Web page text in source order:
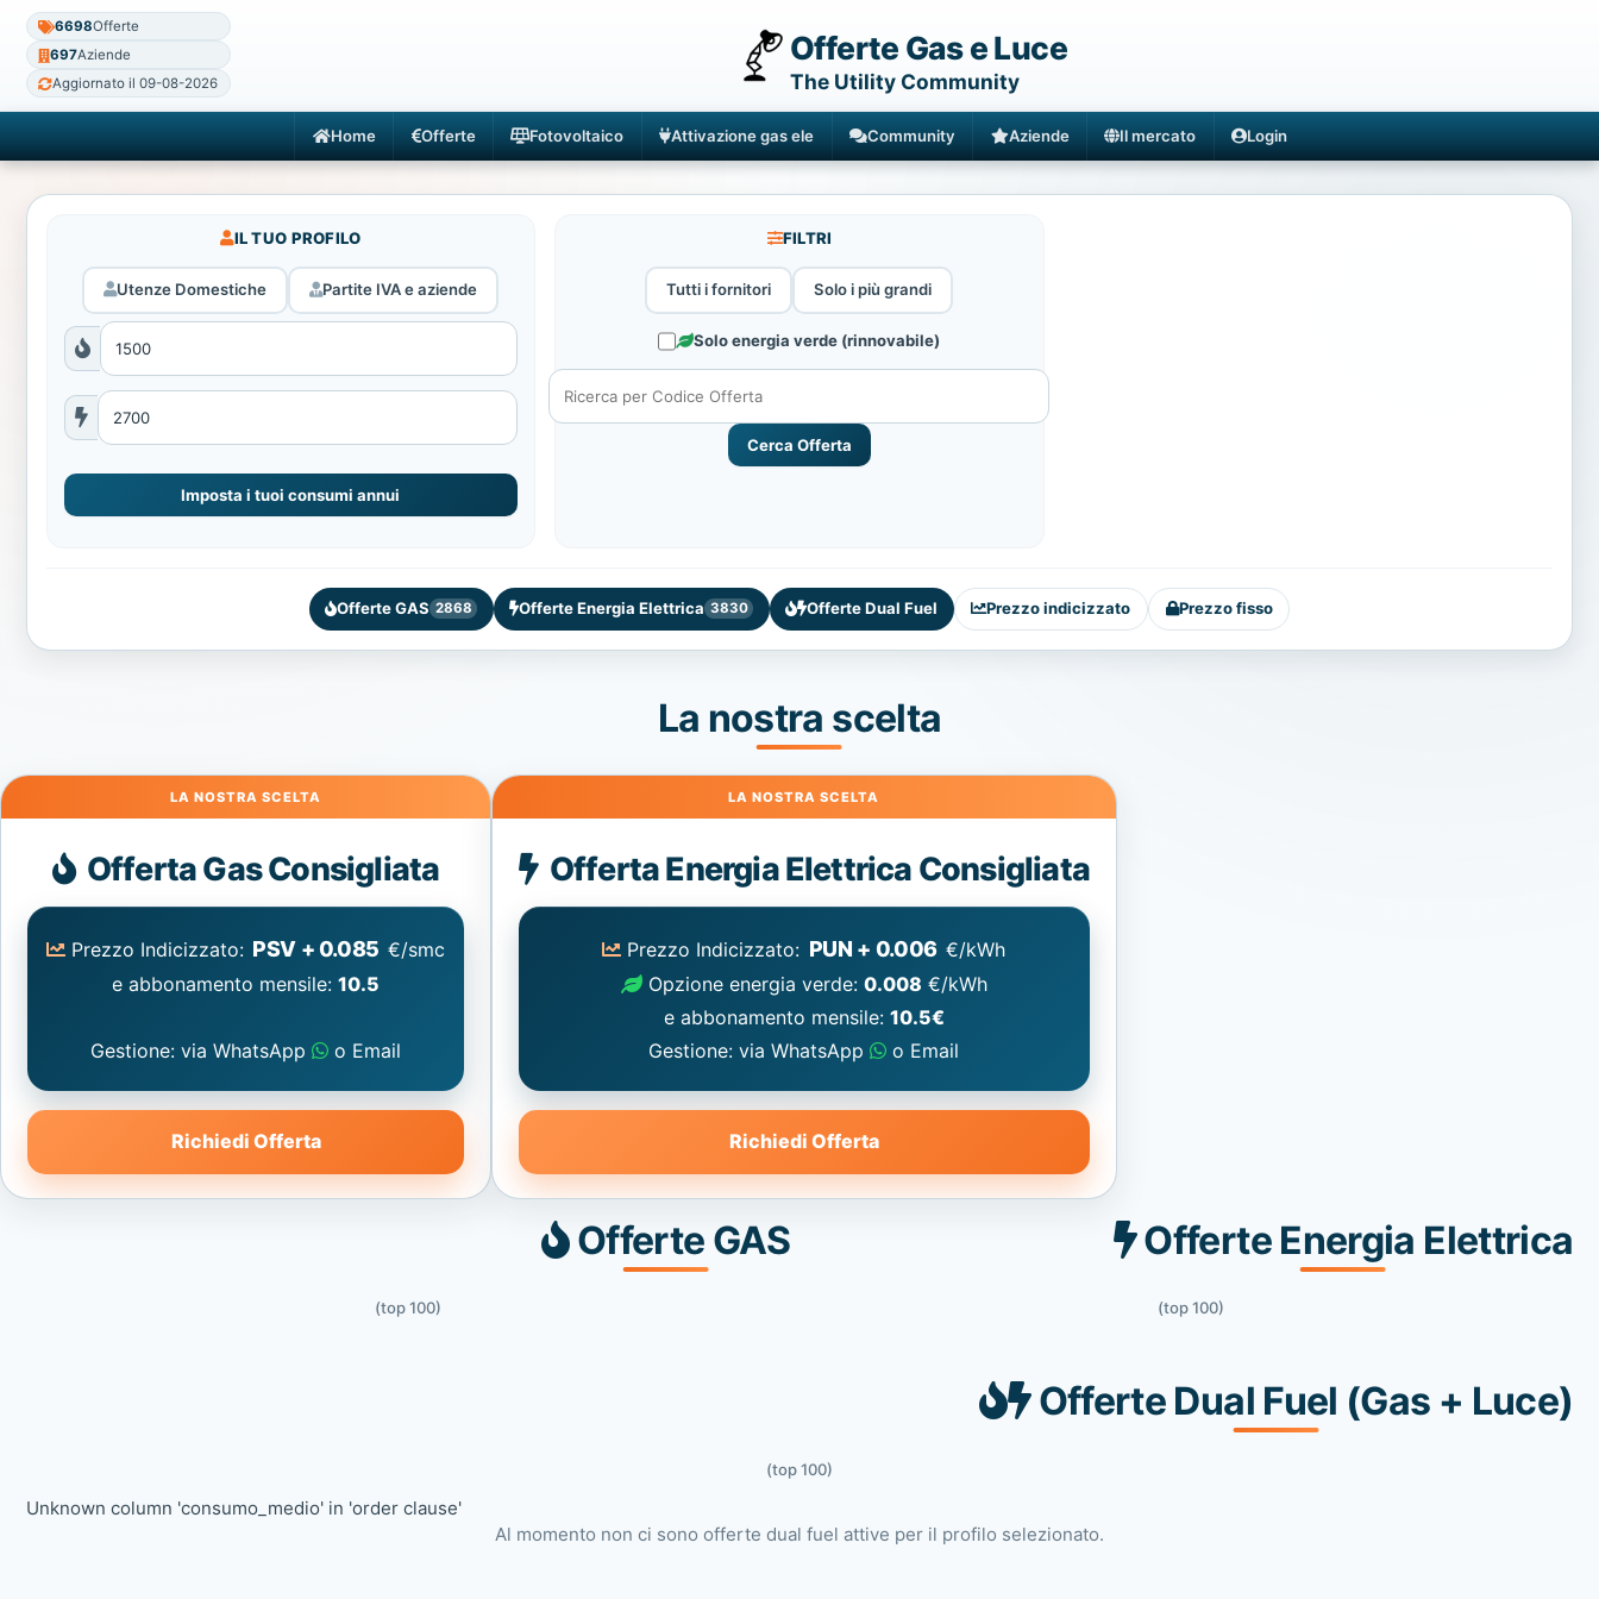
6698Offerte
697Aziende
Aggiornato il 09-08-2026
Offerte Gas e Luce
The Utility Community
Home Offerte Fotovoltaico Attivazione gas ele Community Aziende Il mercato Login
IL TUO PROFILO
Utenze Domestiche Partite IVA e aziende
Imposta i tuoi consumi annui
FILTRI
Tutti i fornitori Solo i più grandi
Solo energia verde (rinnovabile)
Cerca Offerta
Offerte GAS 2868 Offerte Energia Elettrica 3830 Offerte Dual Fuel Prezzo indicizzato Prezzo fisso
La nostra scelta
Gas
Offerta Gas Consigliata
Prezzo Indicizzato: PSV + 0.085 €/smc
e abbonamento mensile:10.5
Gestione: via WhatsApp o Email
Richiedi Offerta
Energia
Elettrica
consigliata
Offerta Energia Elettrica Consigliata
Prezzo Indicizzato: PUN + 0.006 €/kWh
Opzione energia verde: 0.008 €/kWh
e abbonamento mensile: 10.5€
Gestione: via WhatsApp
o Email
Richiedi Offerta
Offerte GAS
(top 100)
Offerte Energia Elettrica
(top 100)
Offerte Dual Fuel (Gas + Luce)
(top 100)
Unknown column 'consumo_medio' in 'order clause'
Al momento non ci sono offerte dual fuel attive per il profilo selezionato.